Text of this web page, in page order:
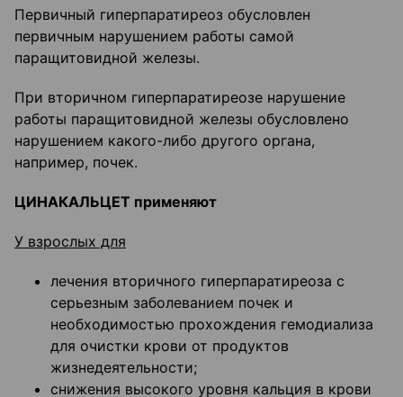
Первичный гиперпаратиреоз обусловлен
первичным нарушением работы самой
паращитовидной железы.
При вторичном гиперпаратиреозе нарушение
работы паращитовидной железы обусловлено
нарушением какого-либо другого органа,
например, почек.
ЦИНАКАЛЬЦЕТ применяют
У взрослых для
лечения вторичного гиперпаратиреоза с
серьезным заболеванием почек и
необходимостью прохождения гемодиализа
для очистки крови от продуктов
жизнедеятельности;
снижения высокого уровня кальция в крови